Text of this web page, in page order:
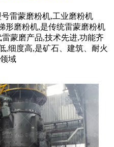
雷蒙磨粉机,工业磨粉机
形磨粉机,是传统雷蒙磨粉机
蒙磨产品,技术先进,功能齐
,细度高,是矿石、建筑、耐火
域